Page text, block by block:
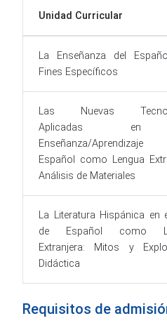
Unidad Curricular
La Enseñanza del
Fines Específicos
Las Nuevas
Aplicadas
Enseñanza/
Español como Lengua
Análisis de Materiales
La Literatura Hispánica en
de Español como
Extranjera: Mitos y
Didáctica
Requisitos de